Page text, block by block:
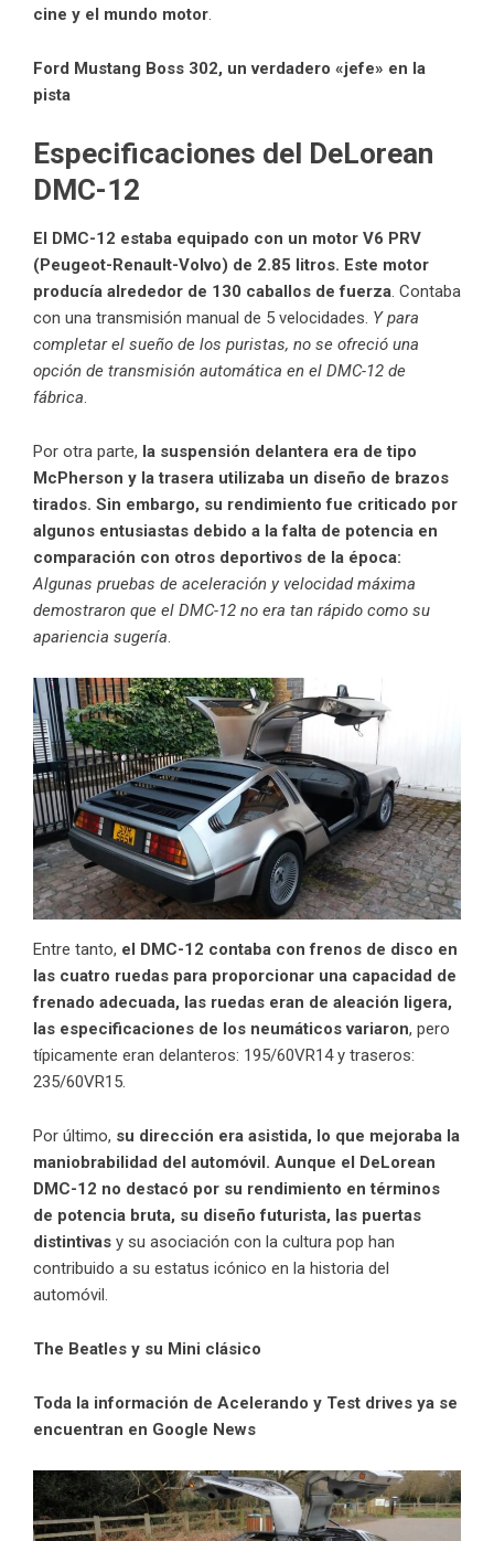
cine y el mundo motor.
Ford Mustang Boss 302, un verdadero «jefe» en la
pista
Especificaciones del DeLorean
DMC-12
El DMC-12 estaba equipado con un motor V6 PRV
(Peugeot-Renault-Volvo) de 2.85 litros. Este motor
producía alrededor de 130 caballos de fuerza. Contaba
con una transmisión manual de 5 velocidades. Y para
completar el sueño de los puristas, no se ofreció una
opción de transmisión automática en el DMC-12 de
fábrica.
Por otra parte, la suspensión delantera era de tipo
McPherson y la trasera utilizaba un diseño de brazos
tirados. Sin embargo, su rendimiento fue criticado por
algunos entusiastas debido a la falta de potencia en
comparación con otros deportivos de la época:
Algunas pruebas de aceleración y velocidad máxima
demostraron que el DMC-12 no era tan rápido como su
apariencia sugería.
Entre tanto, el DMC-12 contaba con frenos de disco en
las cuatro ruedas para proporcionar una capacidad de
frenado adecuada, las ruedas eran de aleación ligera,
las especificaciones de los neumáticos variaron, pero
típicamente eran delanteros: 195/60VR14 y traseros:
235/60VR15.
Por último, su dirección era asistida, lo que mejoraba la
maniobrabilidad del automóvil. Aunque el DeLorean
DMC-12 no destacó por su rendimiento en términos
de potencia bruta, su diseño futurista, las puertas
distintivas y su asociación con la cultura pop han
contribuido a su estatus icónico en la historia del
automóvil.
The Beatles y su Mini clásico
Toda la información de Acelerando y Test drives ya se
encuentran en Google News